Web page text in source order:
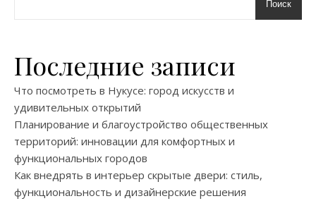
Поиск
Последние записи
Что посмотреть в Нукусе: город искусств и
удивительных открытий
Планирование и благоустройство общественных
территорий: инновации для комфортных и
функциональных городов
Как внедрять в интерьер скрытые двери: стиль,
функциональность и дизайнерские решения